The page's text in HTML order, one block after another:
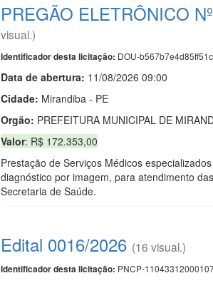
PREGÃO ELETRÔNICO
visual.)
Identificador desta licitação: DOU-
Data de abertura: 11/08/2026 09:00
Cidade: Mirandiba - PE
Orgão: PREFEITURA MUNICIPAL DE
Valor: R$ 172.353,00
Prestação de Serviços Médicos
diagnóstico por imagem, para atendimento
Secretaria de Saúde.
Edital 0016/2026 (16 visual.)
Identificador desta licitação: PNCP-